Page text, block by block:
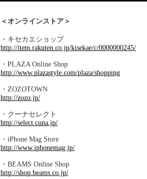
＜オンラインストア＞
・キセカエショップ
http://item.rakuten.co.jp/kisekae/c/0000000245/
・PLAZA Online Shop
http://www.plazastyle.com/plaza/shopping
・ZOZOTOWN
http://zozo.jp/
・クーナセレクト
http://select.cuna.jp/
・iPhone Mag Store
http://www.iphonemag.jp/
・BEAMS Online Shop
http://shop.beams.co.jp/